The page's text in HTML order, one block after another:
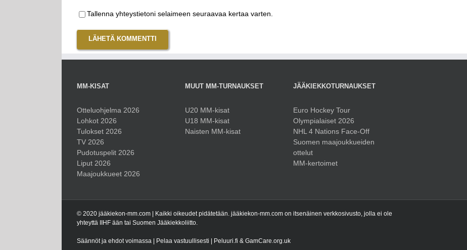
Tallenna yhteystietoni selaimeen seuraavaa kertaa varten.
MM-KISAT
Otteluohjelma 2026
Lohkot 2026
Tulokset 2026
TV 2026
Pudotuspelit 2026
Liput 2026
Maajoukkueet 2026
MUUT MM-TURNAUKSET
U20 MM-kisat
U18 MM-kisat
Naisten MM-kisat
JÄÄKIEKKOTURNAUKSET
Euro Hockey Tour
Olympialaiset 2026
NHL 4 Nations Face-Off
Suomen maajoukkueiden
ottelut
MM-kertoimet
© 2020 jääkiekon-mm.com | Kaikki oikeudet pidätetään. jääkiekon-mm.com on itsenäinen verkkosivusto, jolla ei ole
yhteyttä IIHF ään tai Suomen Jääkiekkoliitto.
Säännöt ja ehdot voimassa | Pelaa vastuullisesti | Peluuri.fi & GamCare.org.uk